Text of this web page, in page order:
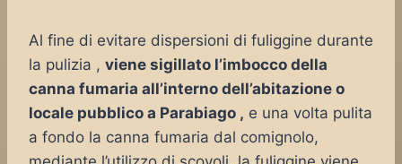
Al fine di evitare dispersioni di fuliggine durante
la pulizia , viene sigillato l’imbocco della
canna fumaria all’interno dell’abitazione o
locale pubblico a Parabiago , e una volta pulita
a fondo la canna fumaria dal comignolo,